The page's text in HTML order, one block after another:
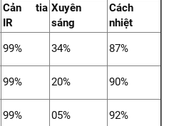
Cản tia
IR
Xuyên
sáng
Cách
nhiệt
99% 34% 87%
99% 20% 90%
99% 05% 92%